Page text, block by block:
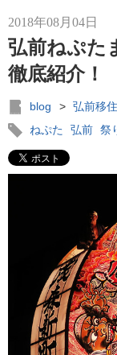
2018年08月04日
弘前ねぷた
徹底紹介！
blog > 弘前移住
ねぷた
弘前 祭